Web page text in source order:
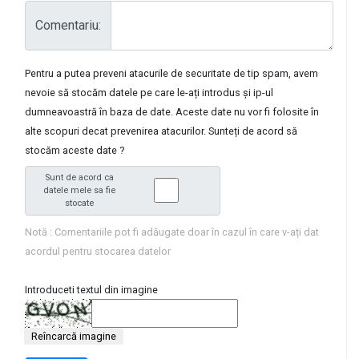
Comentariu:
Pentru a putea preveni atacurile de securitate de tip spam, avem
nevoie să stocăm datele pe care le-ați introdus și ip-ul
dumneavoastră în baza de date. Aceste date nu vor fi folosite în
alte scopuri decat prevenirea atacurilor. Sunteți de acord să
stocăm aceste date ?
Sunt de acord ca
datele mele sa fie
stocate
Notă : Comentariile pot fi adăugate doar în cazul în care v-ați dat
acordul pentru stocarea datelor
Introduceti textul din imagine
Reîncarcă imagine